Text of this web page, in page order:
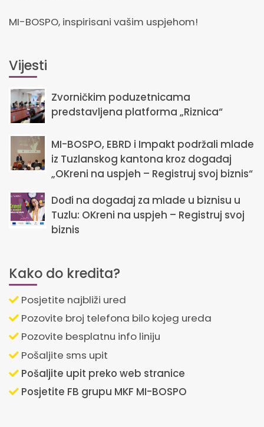
MI-BOSPO, inspirisani vašim uspjehom!
Vijesti
Zvorničkim poduzetnicama
predstavljena platforma „Riznica“
MI-BOSPO, EBRD i Impakt podržali mlade
iz Tuzlanskog kantona kroz događaj
„OKreni na uspjeh – Registruj svoj biznis“
Dođi na događaj za mlade u biznisu u
Tuzlu: OKreni na uspjeh – Registruj svoj
biznis
Kako do kredita?
Posjetite najbliži ured
Pozovite broj telefona bilo kojeg ureda
Pozovite besplatnu info liniju
Pošaljite sms upit
Pošaljite upit preko web stranice
Posjetite FB grupu MKF MI-BOSPO